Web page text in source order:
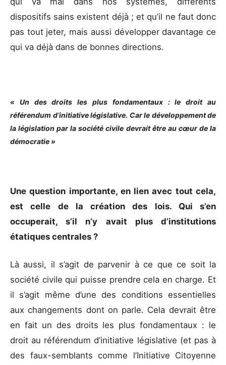
dispositifs sains existent déjà ; et qu’il ne faut donc
pas tout jeter, mais aussi développer davantage ce
qui va déjà dans de bonnes directions.
« Un des droits les plus fondamentaux : le droit au
référendum d’initiative législative. Car le développement de
la législation par la société civile devrait être au cœur de la
démocratie »
Une question importante, en lien avec tout cela,
est celle de la création des lois. Qui s’en
occuperait, s’il n’y avait plus d’institutions
étatiques centrales ?
Là aussi, il s’agit de parvenir à ce que ce soit la
société civile qui puisse prendre cela en charge. Et
il s’agit même d’une des conditions essentielles
aux changements dont on parle. Cela devrait être
en fait un des droits les plus fondamentaux : le
droit au référendum d’initiative législative (et pas à
des faux-semblants comme l’Initiative Citoyenne